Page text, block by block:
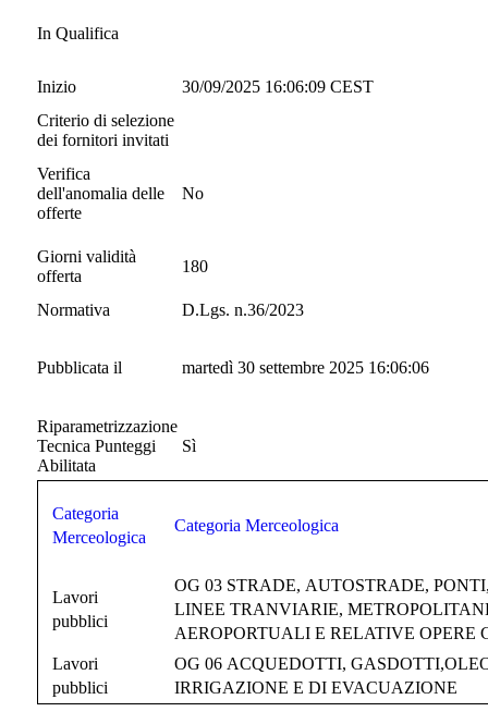
In Qualifica
Inizio
30/09/2025 16:06:09 CEST
Criterio di selezione
dei fornitori invitati
Verifica
dell'anomalia delle
offerte
No
Giorni validità
offerta
180
Normativa D.Lgs. n.36/2023
Pubblicata il martedì 30 settembre 2025 16:06:06
Riparametrizzazione
Tecnica Punteggi
Abilitata
Sì
Categoria
Merceologica
Categoria Merceologica
Lavori
pubblici
OG 03 STRADE, AUTOSTRADE,
LINEE TRANVIARIE,
AEROPORTUALI E RELATIVE OPERE
Lavori
pubblici
OG 06 ACQUEDOTTI,
IRRIGAZIONE E DI EVACUAZIONE